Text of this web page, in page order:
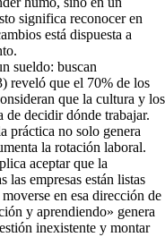
significa reconocer en
está dispuesta a
sueldo: buscan
reveló que el 70% de los
que la cultura y los
de decidir dónde trabajar.
práctica no solo genera
la rotación laboral.
aceptar que la
las empresas están listas
en esa dirección de
y aprendiendo» genera
inexistente y montar